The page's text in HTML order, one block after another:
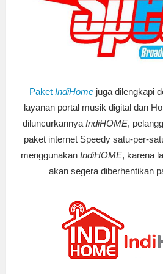
Paket IndiHomejuga dilengkapi
layanan portal musik digital dan
diluncurkannya IndiHOME,
paket internet Speedy satu-per-
menggunakan IndiHOME, karena
akan segera diberhentikan